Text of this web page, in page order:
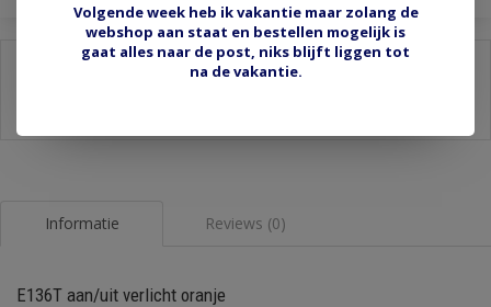
Informatie Reviews (0)
E136T aan/uit verlicht oranje
Volgende week heb ik vakantie maar zolang de
webshop aan staat en bestellen mogelijk is
gaat alles naar de post, niks blijft liggen tot
na de vakantie.